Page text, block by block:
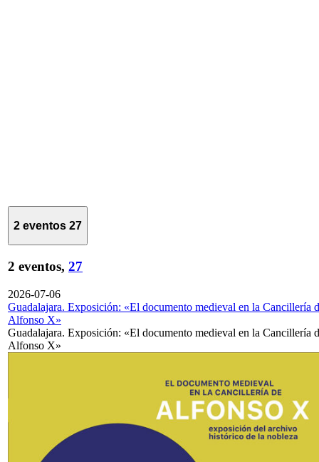
2 eventos 27
2 eventos, 27
2026-07-06
Guadalajara. Exposición: «El documento medieval en la Cancillería
Alfonso X»
Guadalajara. Exposición: «El documento medieval en la Cancillería
Alfonso X»